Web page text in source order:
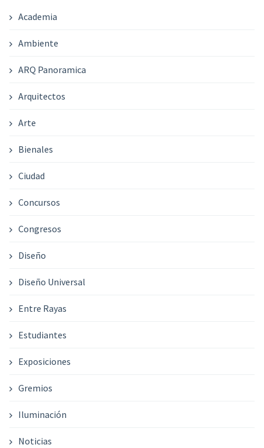
Academia
Ambiente
ARQ Panoramica
Arquitectos
Arte
Bienales
Ciudad
Concursos
Congresos
Diseño
Diseño Universal
Entre Rayas
Estudiantes
Exposiciones
Gremios
Iluminación
Noticias